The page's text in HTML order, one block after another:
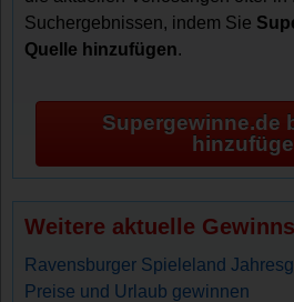
Suchergebnissen, indem Sie
Quelle hinzufügen.
Supergewinne.de
Weitere aktuelle
Ravensburger Spieleland
Preise und Urlaub gewinnen